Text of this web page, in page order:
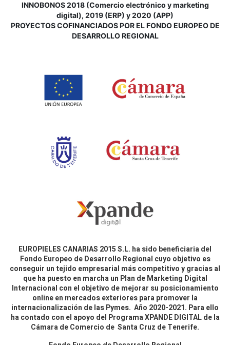
INNOBONOS 2018 (Comercio electrónico y marketing
digital), 2019 (ERP) y 2020 (APP)
PROYECTOS COFINANCIADOS POR EL FONDO EUROPEO DE
DESARROLLO REGIONAL
EUROPIELES CANARIAS 2015 S.L. ha sido beneficiaria del
Fondo Europeo de Desarrollo Regional cuyo objetivo es
conseguir un tejido empresarial más competitivo y gracias al
que ha puesto en marcha un Plan de Marketing Digital
Internacional con el objetivo de mejorar su posicionamiento
online en mercados exteriores para promover la
internacionalización de las Pymes. Año 2020-2021. Para ello
ha contado con el apoyo del Programa XPANDE DIGITAL de la
Cámara de Comercio de Santa Cruz de Tenerife.